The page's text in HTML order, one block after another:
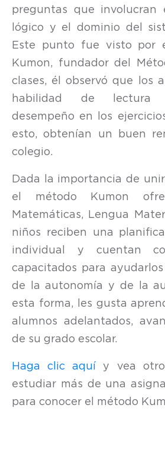
preguntas que involucran
lógico y el dominio del
Este punto fue visto por
Kumon, fundador del
clases, él observó que los
habilidad de lectura
desempeño en los
esto, obtenían un buen
colegio.
Dada la importancia de
el método Kumon
Matemáticas, Lengua
niños reciben una
individual y cuentan
capacitados para
de la autonomía y de la
esta forma, les gusta
alumnos adelantados,
de su grado escolar.
Haga clic aquí y vea
estudiar más de una
para conocer el método